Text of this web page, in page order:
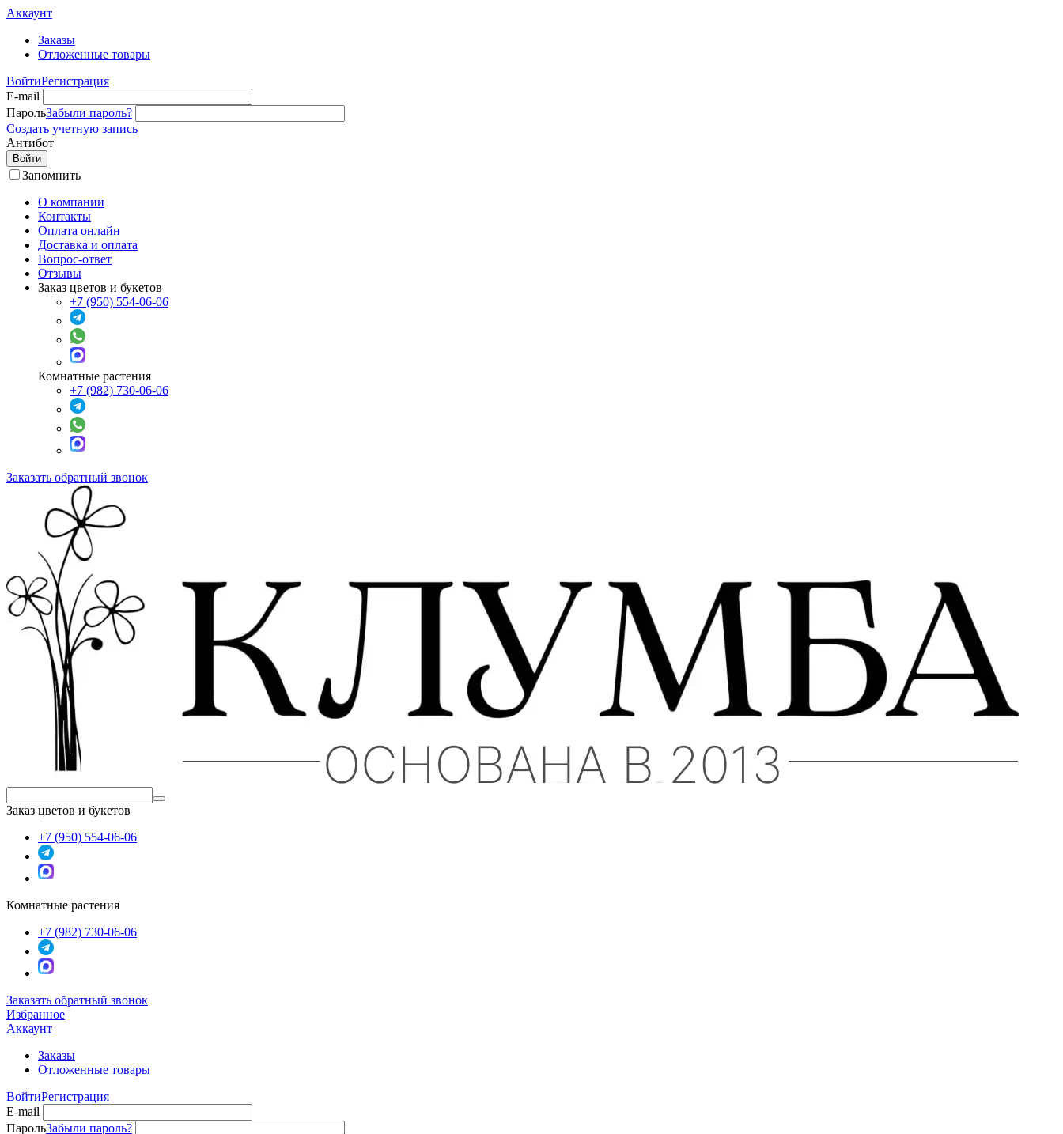
Аккаунт
Заказы
Отложенные товары
ВойтиРегистрация
E-mail
ПарольЗабыли пароль?
Создать учетную запись
Антибот
Войти
Запомнить
О компании
Контакты
Оплата онлайн
Доставка и оплата
Вопрос-ответ
Отзывы
Заказ цветов и букетов
+7 (950) 554-06-06
Комнатные растения
+7 (982) 730-06-06
Заказать обратный звонок
Заказ цветов и букетов
+7 (950) 554-06-06
Комнатные растения
+7 (982) 730-06-06
Заказать обратный звонок
Избранное
Аккаунт
Заказы
Отложенные товары
ВойтиРегистрация
E-mail
ПарольЗабыли пароль?